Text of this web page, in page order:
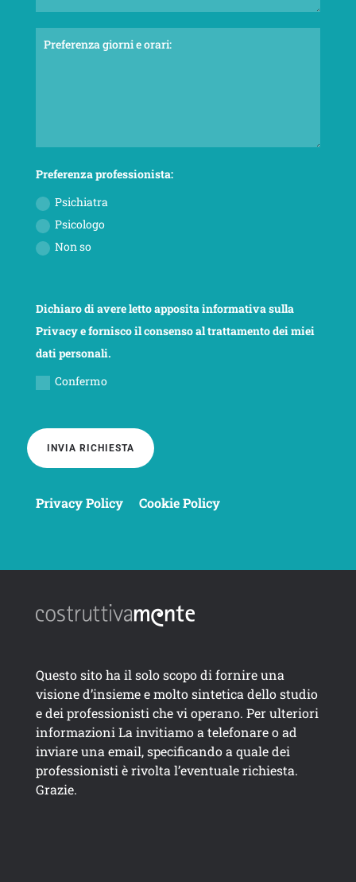
Preferenza professionista:
Psichiatra
Psicologo
Non so
Dichiaro di avere letto apposita informativa sulla
Privacy e fornisco il consenso al trattamento dei miei
dati personali.
Confermo
INVIA RICHIESTA
Privacy Policy Cookie Policy
Questo sito ha il solo scopo di fornire una
visione d’insieme e molto sintetica dello studio
e dei professionisti che vi operano. Per ulteriori
informazioni La invitiamo a telefonare o ad
inviare una email, specificando a quale dei
professionisti è rivolta l’eventuale richiesta.
Grazie.